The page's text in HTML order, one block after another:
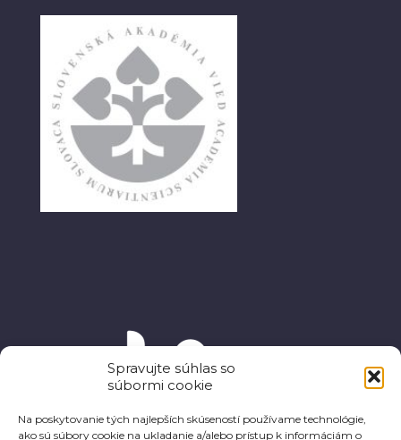
Spravujte súhlas so
súbormi cookie
Na poskytovanie tých najlepších skúseností používame technológie,
ako sú súbory cookie na ukladanie a/alebo prístup k informáciám o